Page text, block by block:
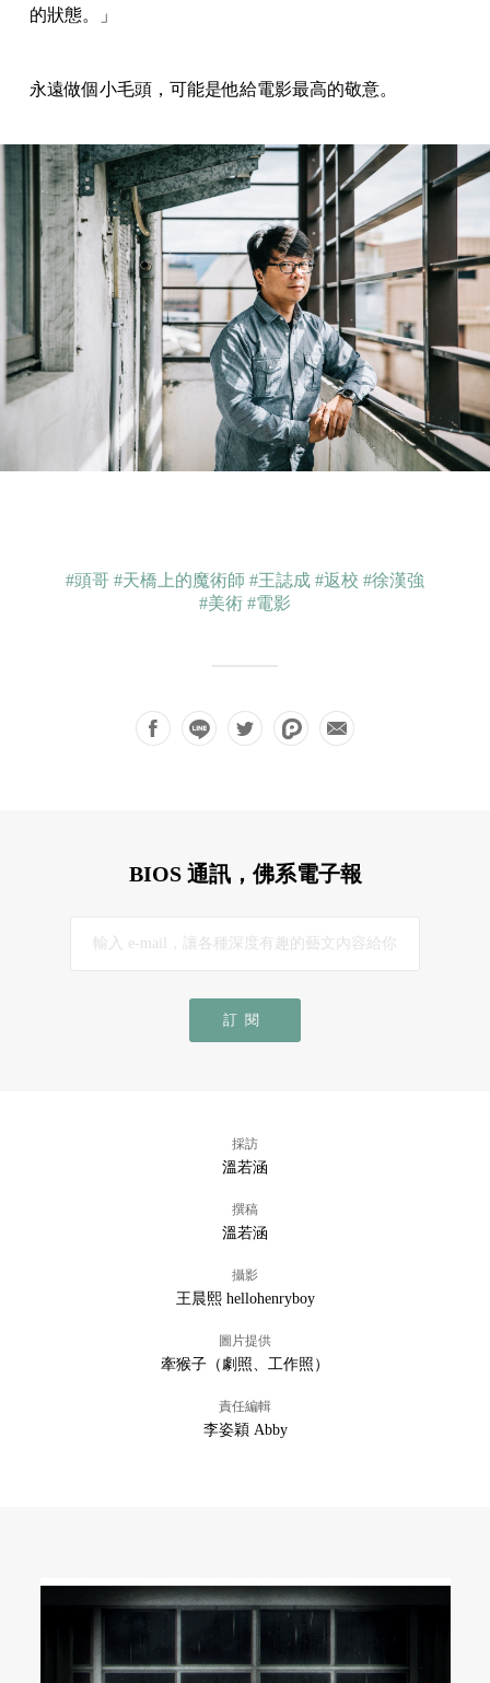
的狀態。」
永遠做個小毛頭，可能是他給電影最高的敬意。
#頭哥 #天橋上的魔術師 #王誌成 #返校 #徐漢強
#美術 #電影
BIOS 通訊，佛系電子報
訂閱
採訪
溫若涵
撰稿
溫若涵
攝影
王晨熙 hellohenryboy
圖片提供
牽猴子（劇照、工作照）
責任編輯
李姿穎 Abby